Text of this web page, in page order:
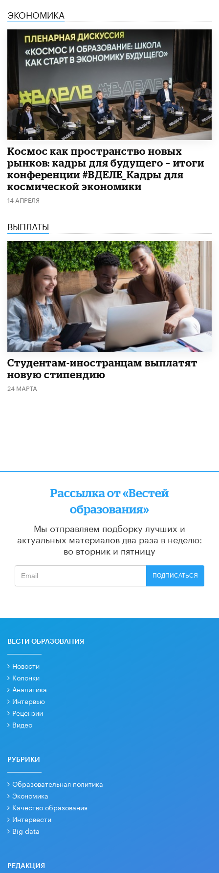
ЭКОНОМИКА
Космос как пространство новых
рынков: кадры для будущего – итоги
конференции #ВДЕЛЕ_Кадры для
космической экономики
14 АПРЕЛЯ
ВЫПЛАТЫ
Студентам-иностранцам выплатят
новую стипендию
24 МАРТА
Рассылка от «Вестей
образования»
Мы отправляем подборку лучших и
актуальных материалов два раза в неделю:
во вторник и пятницу
ПОДПИСАТЬСЯ
ВЕСТИ ОБРАЗОВАНИЯ
Новости
Колонки
Аналитика
Интервью
Рецензии
Видео
РУБРИКИ
Образовательная политика
Экономика
Качество образования
Интервести
Big data
РЕДАКЦИЯ